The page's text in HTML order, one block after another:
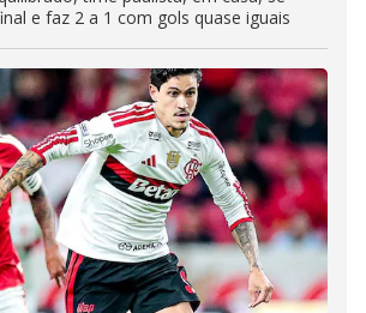
e faz 2 a 1 com gols quase iguais